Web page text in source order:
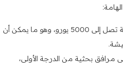
: يحصل الحاصلون على المنح الدراسية على منحة تصل إلى 5000 يورو، وهو ما يمكن أن
مرافق بحثية من الدرجة الأولى،